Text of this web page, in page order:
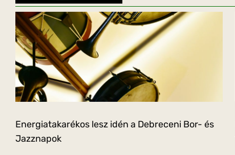
Energiatakarékos lesz idén a Debreceni Bor- és
Jazznapok